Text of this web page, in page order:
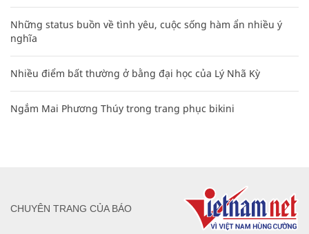
Những status buồn về tình yêu, cuộc sống hàm ẩn nhiều ý
nghĩa
Nhiều điểm bất thường ở bằng đại học của Lý Nhã Kỳ
Ngắm Mai Phương Thúy trong trang phục bikini
CHUYÊN TRANG CỦA BÁO